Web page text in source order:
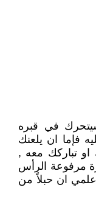
في قبره
فإما ان يلعنك
او تباركك معه ,
مرفوعة الرأس
ان حبلاً من